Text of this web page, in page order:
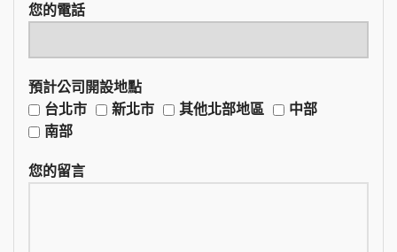
您的電話
預計公司開設地點
台北市
新北市 其他北部地區
中部
南部
您的留言